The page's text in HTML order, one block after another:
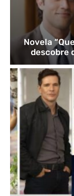
Novela
descobre